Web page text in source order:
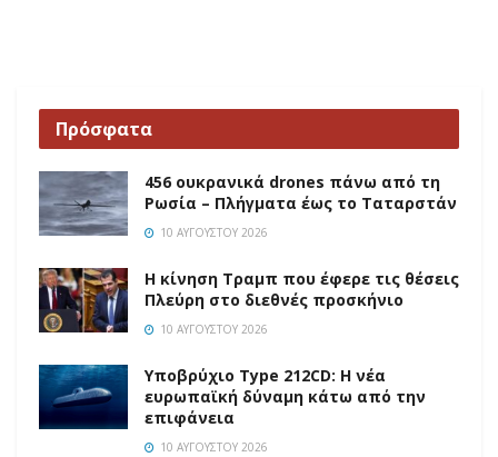
Πρόσφατα
456 ουκρανικά drones πάνω από τη
Ρωσία – Πλήγματα έως το Ταταρστάν
10 ΑΥΓΟΎΣΤΟΥ 2026
Η κίνηση Τραμπ που έφερε τις θέσεις
Πλεύρη στο διεθνές προσκήνιο
10 ΑΥΓΟΎΣΤΟΥ 2026
Υποβρύχιο Type 212CD: Η νέα
ευρωπαϊκή δύναμη κάτω από την
επιφάνεια
10 ΑΥΓΟΎΣΤΟΥ 2026